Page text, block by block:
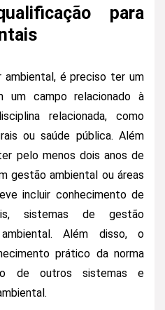
para
ambiental, é preciso ter um
um campo relacionado à
relacionada, como
ou saúde pública. Além
pelo menos dois anos de
gestão ambiental ou áreas
incluir conhecimento de
sistemas de gestão
Além disso, o
prático da norma
de outros sistemas e